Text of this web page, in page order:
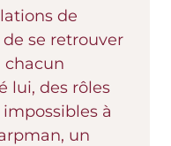
de
de se retrouver
chacun
lui, des rôles
à
un